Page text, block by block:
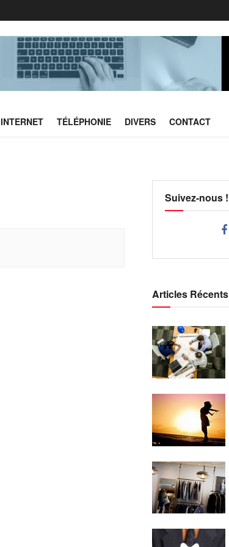
INTERNET TÉLÉPHONIE DIVERS CONTACT
Suivez-nous !
Articles Récents